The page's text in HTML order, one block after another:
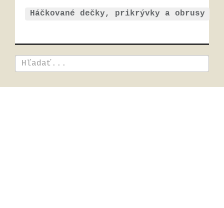
Háčkované dečky, prikrývky a obrusy